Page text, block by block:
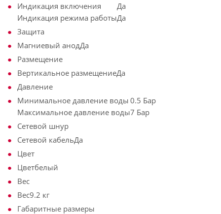
Индикация включения
Да
Индикация режима работыДа
Защита
Магниевый анодДа
Размещение
Вертикальное размещениеДа
Давление
Минимальное давление воды 0.5 Бар
Максимальное давление воды7 Бар
Сетевой шнур
Сетевой кабельДа
Цвет
Цветбелый
Вес
Вес9.2 кг
Габаритные размеры